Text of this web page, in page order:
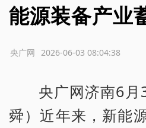
能源装备产业
2026-06-03 08:04:38
央广网
央广网济南6
舜）近年来，新能